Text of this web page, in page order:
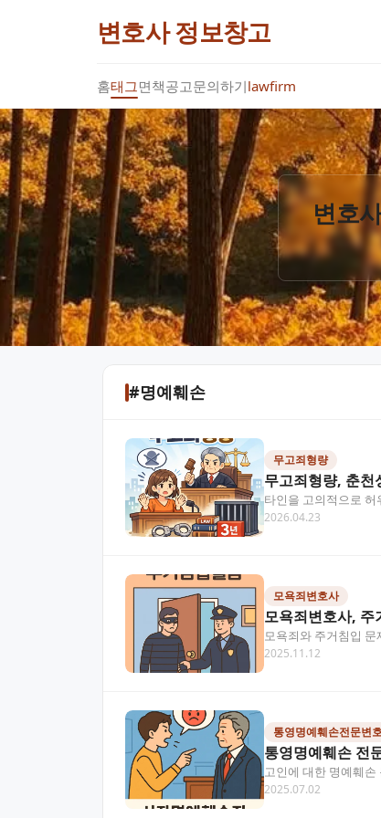
변호사 정보창고
홈태그면책공고문의하기lawfirm
변호
#명예훼손
무고죄형량
무고죄형량, 춘천
타인을 고의적으로
완전히 바꿔놓을 수…
2026.04.23
모욕죄변호사
모욕죄변호사, 주
모욕죄와 주거침입
큰 처벌을 받게 되는 경
2025.11.12
통영명예훼손전문변
통영명예훼손 전
고인에 대한 명예훼
영명예훼손 전문 변호
2025.07.02